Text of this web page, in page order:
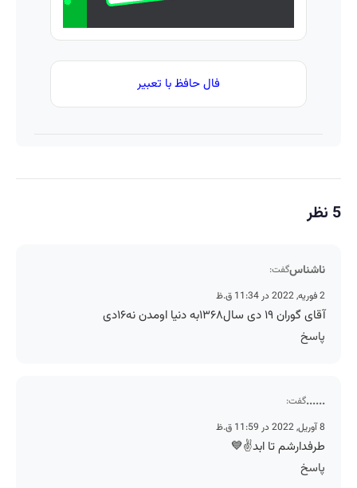
فال حافظ با تعبیر
5 نظر
ناشناسگفت:
2 فوریه, 2022 در 11:34 ق.ظ
آقای گوران ۱۹ دی سال۱۳۶۸به دنیا اومدن نه۱۶دی
پاسخ
......گفت:
8 آوریل, 2022 در 11:59 ق.ظ
طرفدارشم تا ابد✌💙
پاسخ